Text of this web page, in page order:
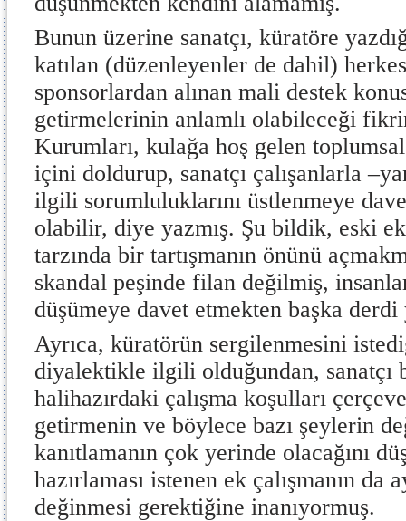
Bunun üzerine sanatçı, küratöre
katılan (düzenleyenler de dahil)
sponsorlardan alınan mali destek
getirmelerinin anlamlı olabileceği
Kurumları, kulağa hoş gelen
içini doldurup, sanatçı çalışanlarla
ilgili sorumluluklarını üstlenmeye
olabilir, diye yazmış. Şu bildik, eski
tarzında bir tartışmanın önünü
skandal peşinde filan değilmiş,
düşümeye davet etmekten başka
Ayrıca, küratörün sergilenmesini
diyalektikle ilgili olduğundan, sanatçı
halihazırdaki çalışma koşulları
getirmenin ve böylece bazı şeylerin
kanıtlamanın çok yerinde olacağını
hazırlaması istenen ek çalışmanın da
değinmesi gerektiğine inanıyormuş.